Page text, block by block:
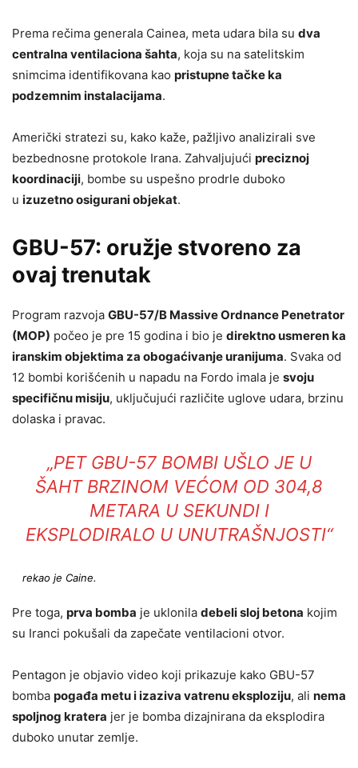
Prema rečima generala Cainea, meta udara bila su dva
centralna ventilaciona šahta, koja su na satelitskim
snimcima identifikovana kao pristupne tačke ka
podzemnim instalacijama.
Američki stratezi su, kako kaže, pažljivo analizirali sve
bezbednosne protokole Irana. Zahvaljujući preciznoj
koordinaciji, bombe su uspešno prodrle duboko
u izuzetno osigurani objekat.
GBU-57: oružje stvoreno za
ovaj trenutak
Program razvoja GBU-57/B Massive Ordnance Penetrator
(MOP) počeo je pre 15 godina i bio je direktno usmeren ka
iranskim objektima za obogaćivanje uranijuma. Svaka od
12 bombi korišćenih u napadu na Fordo imala je svoju
specifičnu misiju, uključujući različite uglove udara, brzinu
dolaska i pravac.
„PET GBU-57 BOMBI UŠLO JE U
ŠAHT BRZINOM VEĆOM OD 304,8
METARA U SEKUNDI I
EKSPLODIRALO U UNUTRAŠNJOSTI“
rekao je Caine.
Pre toga, prva bomba je uklonila debeli sloj betona kojim
su Iranci pokušali da zapečate ventilacioni otvor.
Pentagon je objavio video koji prikazuje kako GBU-57
bomba pogađa metu i izaziva vatrenu eksploziju, ali nema
spoljnog kratera jer je bomba dizajnirana da eksplodira
duboko unutar zemlje.